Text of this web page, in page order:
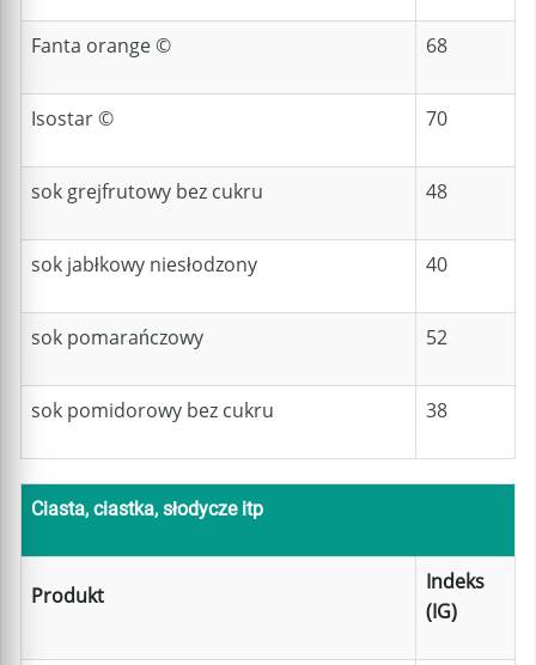
Fanta orange © 68
Isostar © 70
sok grejfrutowy bez cukru 48
sok jabłkowy niesłodzony 40
sok pomarańczowy 52
sok pomidorowy bez cukru 38
Ciasta, ciastka, słodycze itp
Produkt
Indeks
(IG)